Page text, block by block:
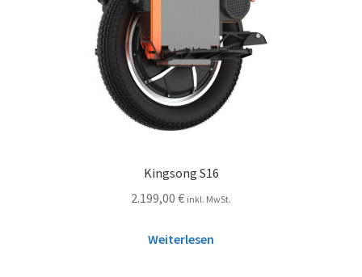
Kingsong S16
2.199,00 € inkl. MwSt.
Weiterlesen